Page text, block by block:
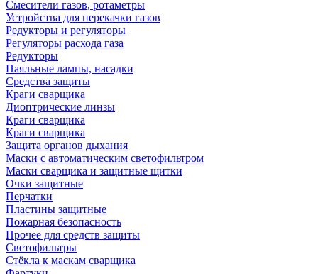
Смесители газов, ротаметры
Устройства для перекачки газов
Редукторы и регуляторы
Регуляторы расхода газа
Редукторы
Паяльные лампы, насадки
Средства защиты
Краги сварщика
Диоптрические линзы
Краги сварщика
Краги сварщика
Защита органов дыхания
Маски с автоматическим светофильтром
Маски сварщика и защитные щитки
Очки защитные
Перчатки
Пластины защитные
Пожарная безопасность
Прочее для средств защиты
Светофильтры
Стёкла к маскам сварщика